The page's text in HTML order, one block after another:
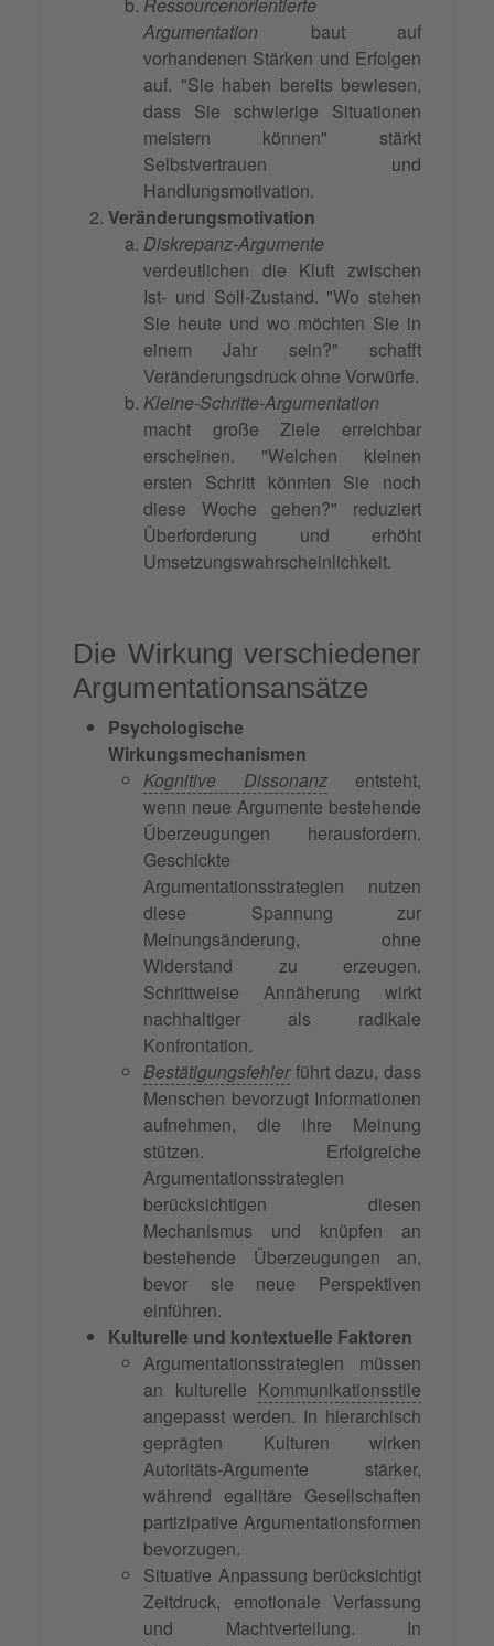
Ressourcenorientierte
Argumentation baut auf
vorhandenen Stärken und Erfolgen
auf. "Sie haben bereits bewiesen,
dass Sie schwierige Situationen
meistern können" stärkt
Selbstvertrauen und
Handlungsmotivation.
Veränderungsmotivation
Diskrepanz-Argumente
verdeutlichen die Kluft zwischen
Ist- und Soll-Zustand. "Wo stehen
Sie heute und wo möchten Sie in
einem Jahr sein?" schafft
Veränderungsdruck ohne Vorwürfe.
Kleine-Schritte-Argumentation
macht große Ziele erreichbar
erscheinen. "Welchen kleinen
ersten Schritt könnten Sie noch
diese Woche gehen?" reduziert
Überforderung und erhöht
Umsetzungswahrscheinlichkeit.
Die Wirkung verschiedener
Argumentationsansätze
Psychologische
Wirkungsmechanismen
Kognitive Dissonanz entsteht,
wenn neue Argumente bestehende
Überzeugungen herausfordern.
Geschickte
Argumentationsstrategien nutzen
diese Spannung zur
Meinungsänderung, ohne
Widerstand zu erzeugen.
Schrittweise Annäherung wirkt
nachhaltiger als radikale
Konfrontation.
Bestätigungsfehlerführt dazu, dass
Menschen bevorzugt Informationen
aufnehmen, die ihre Meinung
stützen. Erfolgreiche
Argumentationsstrategien
berücksichtigen diesen
Mechanismus und knüpfen an
bestehende Überzeugungen an,
bevor sie neue Perspektiven
einführen.
Kulturelle und kontextuelle Faktoren
Argumentationsstrategien müssen
an kulturelle Kommunikationsstile
angepasst werden. In hierarchisch
geprägten Kulturen wirken
Autoritäts-Argumente stärker,
während egalitäre Gesellschaften
partizipative Argumentationsformen
bevorzugen.
Situative Anpassung berücksichtigt
Zeitdruck, emotionale Verfassung
und Machtverteilung. In